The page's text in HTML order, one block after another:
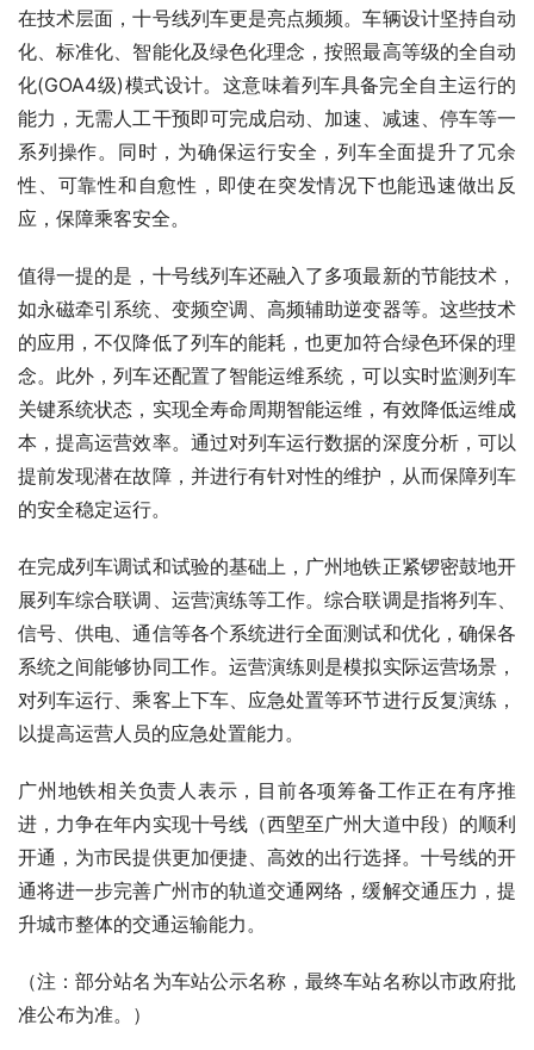
在技术层面，十号线列车更是亮点频频。车辆设计坚持自动
化、标准化、智能化及绿色化理念，按照最高等级的全自动
化(GOA4级)模式设计。这意味着列车具备完全自主运行的
能力，无需人工干预即可完成启动、加速、减速、停车等一
系列操作。同时，为确保运行安全，列车全面提升了冗余
性、可靠性和自愈性，即使在突发情况下也能迅速做出反
应，保障乘客安全。
值得一提的是，十号线列车还融入了多项最新的节能技术，
如永磁牵引系统、变频空调、高频辅助逆变器等。这些技术
的应用，不仅降低了列车的能耗，也更加符合绿色环保的理
念。此外，列车还配置了智能运维系统，可以实时监测列车
关键系统状态，实现全寿命周期智能运维，有效降低运维成
本，提高运营效率。通过对列车运行数据的深度分析，可以
提前发现潜在故障，并进行有针对性的维护，从而保障列车
的安全稳定运行。
在完成列车调试和试验的基础上，广州地铁正紧锣密鼓地开
展列车综合联调、运营演练等工作。综合联调是指将列车、
信号、供电、通信等各个系统进行全面测试和优化，确保各
系统之间能够协同工作。运营演练则是模拟实际运营场景，
对列车运行、乘客上下车、应急处置等环节进行反复演练，
以提高运营人员的应急处置能力。
广州地铁相关负责人表示，目前各项筹备工作正在有序推
进，力争在年内实现十号线（西塱至广州大道中段）的顺利
开通，为市民提供更加便捷、高效的出行选择。十号线的开
通将进一步完善广州市的轨道交通网络，缓解交通压力，提
升城市整体的交通运输能力。
（注：部分站名为车站公示名称，最终车站名称以市政府批
准公布为准。）